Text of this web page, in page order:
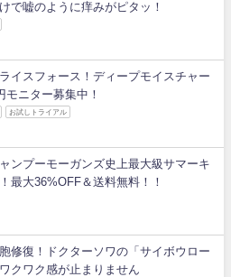
で嘘のように痒みがピタッ！
イスフォース！ディープモイスチャー
モニター募集中！
お試しトライアル
ンプーモーガンズ史上最大級サマーキ
最大36%OFF＆送料無料！！
修復！ドクターソワの「サイボウロー
クワク感が止まりません